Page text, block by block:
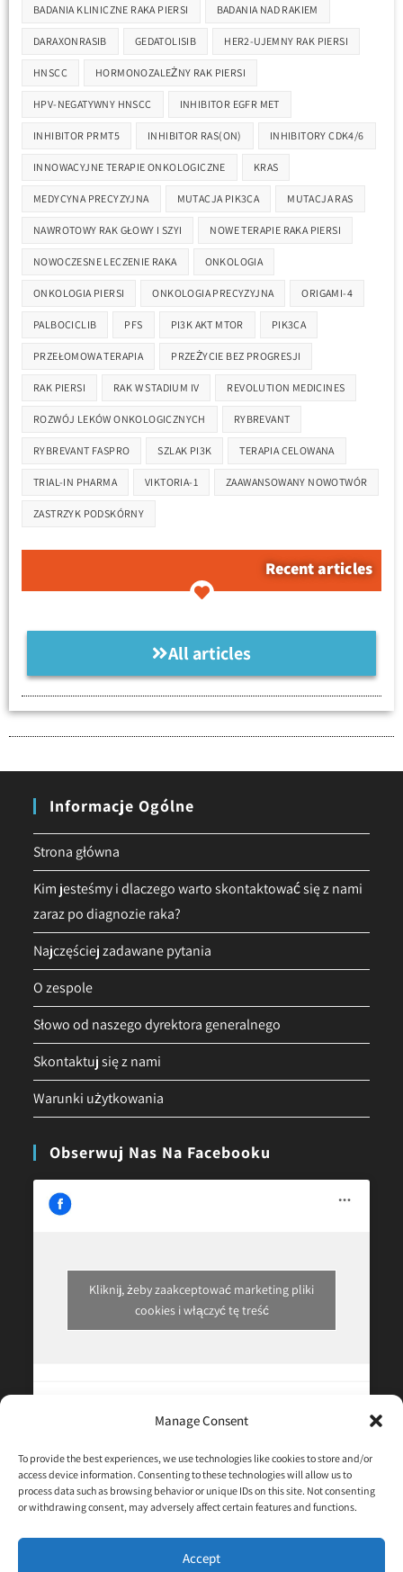
Manage Consent
To provide the best experiences, we use technologies like cookies to store and/or
access device information. Consenting to these technologies will allow us to
process data such as browsing behavior or unique IDs on this site. Not consenting
or withdrawing consent, may adversely affect certain features and functions.
Accept
BADANIA KLINICZNE RAKA PIERSI BADANIA NAD RAKIEM
DARAXONRASIB GEDATOLISIB HER2-UJEMNY RAK PIERSI
HNSCC HORMONOZALEŻNY RAK PIERSI
HPV-NEGATYWNY HNSCC INHIBITOR EGFR MET
INHIBITOR PRMT5 INHIBITOR RAS(ON) INHIBITORY CDK4/6
INNOWACYJNE TERAPIE ONKOLOGICZNE KRAS
MEDYCYNA PRECYZYJNA MUTACJA PIK3CA MUTACJA RAS
NAWROTOWY RAK GŁOWY I SZYI NOWE TERAPIE RAKA PIERSI
NOWOCZESNE LECZENIE RAKA ONKOLOGIA
ONKOLOGIA PIERSI ONKOLOGIA PRECYZYJNA ORIGAMI-4
PALBOCICLIB PFS PI3K AKT MTOR PIK3CA
PRZEŁOMOWA TERAPIA PRZEŻYCIE BEZ PROGRESJI
RAK PIERSI RAK W STADIUM IV REVOLUTION MEDICINES
ROZWÓJ LEKÓW ONKOLOGICZNYCH RYBREVANT
RYBREVANT FASPRO SZLAK PI3K TERAPIA CELOWANA
TRIAL-IN PHARMA VIKTORIA-1 ZAAWANSOWANY NOWOTWÓR
ZASTRZYK PODSKÓRNY
Recent articles
All articles
Informacje Ogólne
Strona główna
Kim jesteśmy i dlaczego warto skontaktować się z nami
zaraz po diagnozie raka?
Najczęściej zadawane pytania
O zespole
Słowo od naszego dyrektora generalnego
Skontaktuj się z nami
Warunki użytkowania
Obserwuj Nas Na Facebooku
Kliknij, żeby zaakceptować marketing pliki
cookies i włączyć tę treść
Informacje Kontaktowe
Poprawa wyników terapeutycznych, wydłużenie życia i